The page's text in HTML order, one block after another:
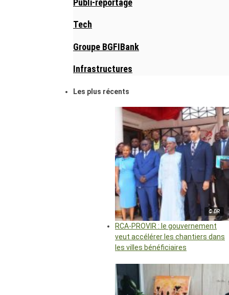
Publi-reportage
Tech
Groupe BGFIBank
Infrastructures
Les plus récents
© DR
RCA-PROVIR : le gouvernement
veut accélérer les chantiers dans
les villes bénéficiaires